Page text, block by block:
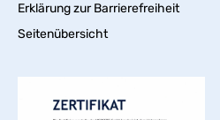
Erklärung zur Barrierefreiheit
Seitenübersicht